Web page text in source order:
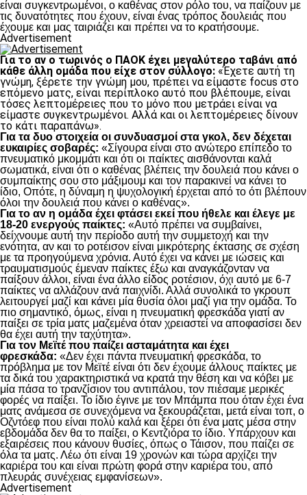
είναι συγκεντρωμένοι, ο καθένας στον ρόλο του, να παίζουν με
τις δυνατότητες που έχουν, είναι ένας τρόπος δουλειάς που
έχουμε και μας ταιριάζει και πρέπει να το κρατήσουμε.
Advertisement
Για το αν ο τωρινός ο ΠΑΟΚ έχει μεγαλύτερο ταβάνι από
κάθε άλλη ομάδα που είχε στον σύλλογο: «Έχετε αυτή τη
γνώμη, ξέρετε την γνώμη μου, πρέπει να είμαστε focus στο
επόμενο ματς, είναι περίπλοκο αυτό που βλέπουμε, είναι
τόσες λεπτομέρειες που το μόνο που μετράει είναι να
είμαστε συγκεντρωμένοι. Αλλά και οι λεπτομέρειες δίνουν
το κάτι παραπάνω».
Για τα δυο στοιχεία οι συνδυασμοί στα γκολ, δεν δέχεται
ευκαιρίες σοβαρές: «Σίγουρα είναι στο ανώτερο επίπεδο το
πνευματικό μκομμάτι και ότι οι παίκτες αισθάνονται καλά
σωματικά, είναι ότι ο καθένας βλέπεις την δουλειά που κάνει ο
συμπαίκτης σου στο μάξιμουμ και τον παρακινεί να κάνει το
ίδιο, Οπότε, η δύναμη η ψυχολογική έρχεται από το ότι βλέπουν
όλοι την δουλειά που κάνει ο καθένας».
Για το αν η ομάδα έχει φτάσει εκεί που ήθελε και έλεγε με
18-20 ενεργούς παίκτες: «Αυτό πρέπει να συμβαίνει,
δείχνουμε αυτή την περίοδο αυτή την συμμετοχή και την
ενότητα, αν και το ροτέισον είναι μικρότερης έκτασης σε σχέση
με τα προηγούμενα χρόνια. Αυτό έχει να κάνει με ιώσεις και
τραυματισμούς έμεναν παίκτες έξω και αναγκάζονταν να
παίξουν άλλοι, είναι ένα άλλο είδος ροτέσιον, όχι αυτό με 6-7
παίκτες να αλλάζουν ανά παιχνίδι. Αλλά συνολικά το γκρουπ
λειτουργεί μαζί και κάνει μία θυσία όλοι μαζί για την ομάδα. Το
πιο σημαντικό, όμως, είναι η πνευματική φρεσκάδα γιατί αν
παίξει σε τρία ματς μαζεμένα όταν χρειαστεί να αποφασίσει δεν
θα έχει αυτή την ταχύτητα».
Για τον Μεϊτέ που παίζει ασταμάτητα και έχει
φρεσκάδα: «Δεν έχει πάντα πνευματική φρεσκάδα, το
πρόβλημα με τον Μεϊτέ είναι ότι δεν έχουμε άλλους παίκτες με
τα δικά του χαρακτηριστικά να κρατά την θέση και να κόβει με
μία πάσα το τρανζίσιον του αντιπάλου, τον πιέσαμε μερικές
φορές να παίξει. Το ίδιο έγινε με τον Μπάμπα που όταν έχει ένα
ματς ανάμεσα σε συνεχόμενα να ξεκουράζεται, μετά είναι τοπ, ο
Οζντόεφ που είναι πολύ καλά και ξέρει ότι ένα ματς μέσα στην
εβδομάδα δεν θα το παίξει, ο Κεντζιόρα το ίδιο. Υπάρχουν και
εξαιρέσεις που κάνουν θυσίες, όπως ο Τάισον, που παίζει σε
όλα τα ματς. Λέω ότι είναι 19 χρονών και τώρα αρχίζει την
καριέρα του και είναι πρώτη φορά στην καριέρα του, από
πλευράς συνέχειας εμφανίσεων».
Advertisement